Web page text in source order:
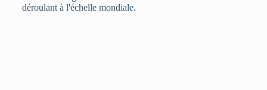
déroulant à l'échelle mondiale.